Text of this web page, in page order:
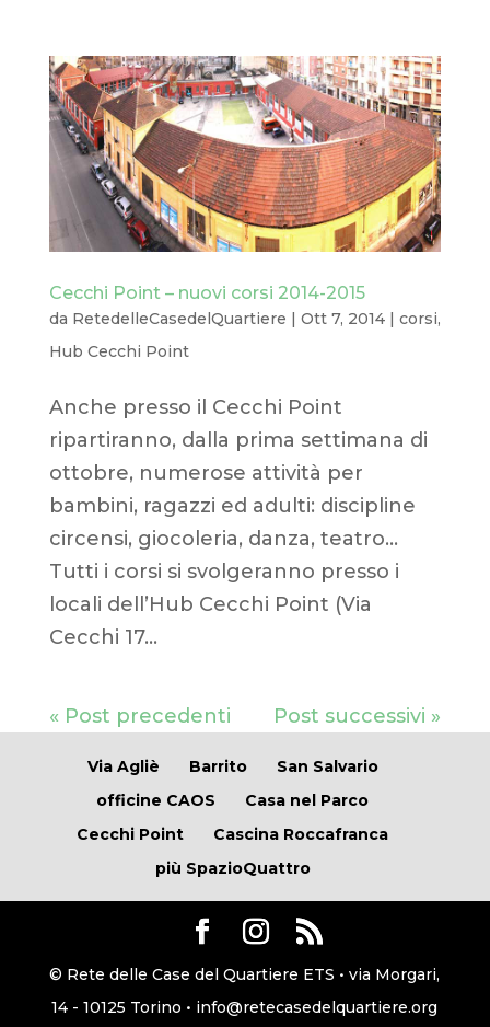
Cecchi Point – nuovi corsi 2014-2015
da RetedelleCasedelQuartiere | Ott 7, 2014| corsi,
Hub Cecchi Point
Anche presso il Cecchi Point
ripartiranno, dalla prima settimana di
ottobre, numerose attività per
bambini, ragazzi ed adulti: discipline
circensi, giocoleria, danza, teatro…
Tutti i corsi si svolgeranno presso i
locali dell’Hub Cecchi Point (Via
Cecchi 17...
« Post precedenti Post successivi »
Via Agliè Barrito
San Salvario
officine CAOS
Casa nel Parco
Cecchi Point
Cascina Roccafranca
più SpazioQuattro
© Rete delle Case del Quartiere ETS • via Morgari,
14 - 10125 Torino • info@retecasedelquartiere.org